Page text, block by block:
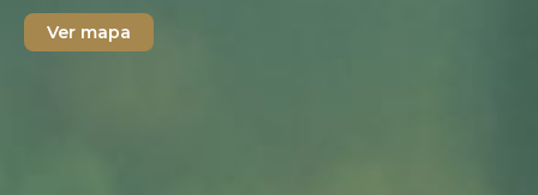
Ver mapa